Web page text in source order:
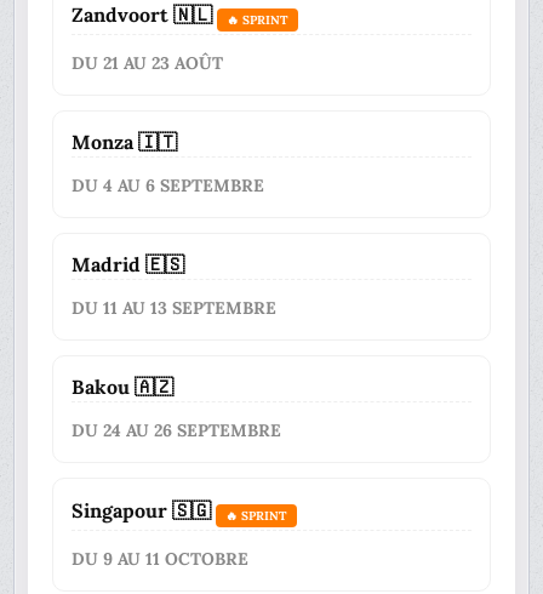
Zandvoort 🇳🇱 🔥 SPRINT
DU 21 AU 23 AOÛT
Monza 🇮🇹
DU 4 AU 6 SEPTEMBRE
Madrid 🇪🇸
DU 11 AU 13 SEPTEMBRE
Bakou 🇦🇿
DU 24 AU 26 SEPTEMBRE
Singapour 🇸🇬 🔥 SPRINT
DU 9 AU 11 OCTOBRE